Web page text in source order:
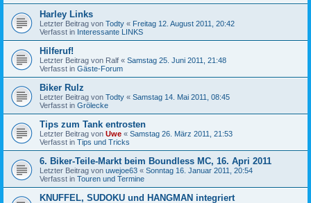
Harley Links
Letzter Beitrag von Todty « Freitag 12. August 2011, 20:42
Verfasst in Interessante LINKS
Hilferuf!
Letzter Beitrag von Ralf « Samstag 25. Juni 2011, 21:48
Verfasst in Gäste-Forum
Biker Rulz
Letzter Beitrag von Todty « Samstag 14. Mai 2011, 08:45
Verfasst in Grölecke
Tips zum Tank entrosten
Letzter Beitrag von Uwe « Samstag 26. März 2011, 21:53
Verfasst in Tips und Tricks
6. Biker-Teile-Markt beim Boundless MC, 16. Apri 2011
Letzter Beitrag von uwejoe63 « Sonntag 16. Januar 2011, 20:54
Verfasst in Touren und Termine
KNUFFEL, SUDOKU und HANGMAN integriert